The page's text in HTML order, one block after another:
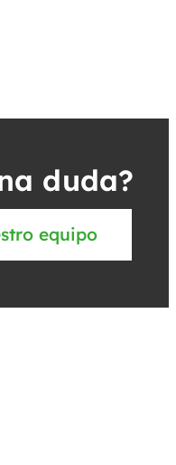
duda?
equipo